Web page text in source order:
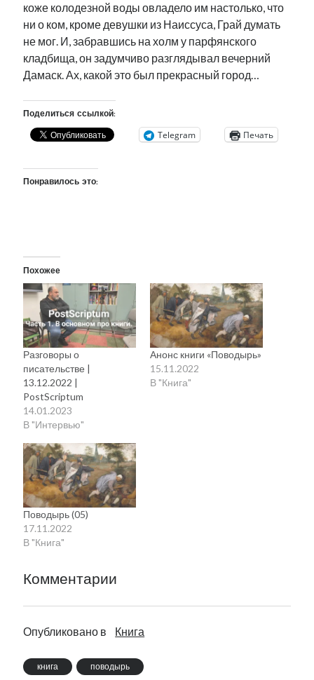
коже колодезной воды овладело им настолько, что
ни о ком, кроме девушки из Наиссуса, Грай думать
не мог. И, забравшись на холм у парфянского
кладбища, он задумчиво разглядывал вечерний
Дамаск. Ах, какой это был прекрасный город…
Поделиться ссылкой:
Telegram Печать
Понравилось это:
Похожее
Разговоры о
писательстве |
13.12.2022 |
PostScriptum
14.01.2023
В "Интервью"
Анонс книги «Поводырь»
15.11.2022
В "Книга"
Поводырь (05)
17.11.2022
В "Книга"
Комментарии
Опубликовано в Книга
книга поводырь